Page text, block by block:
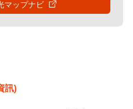
マップナビ
訊)